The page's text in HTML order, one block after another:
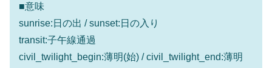
■意味
sunrise:日の出 / sunset:日の入り
transit:子午線通過
civil_twilight_begin:薄明(始) / civil_twilight_end:薄明